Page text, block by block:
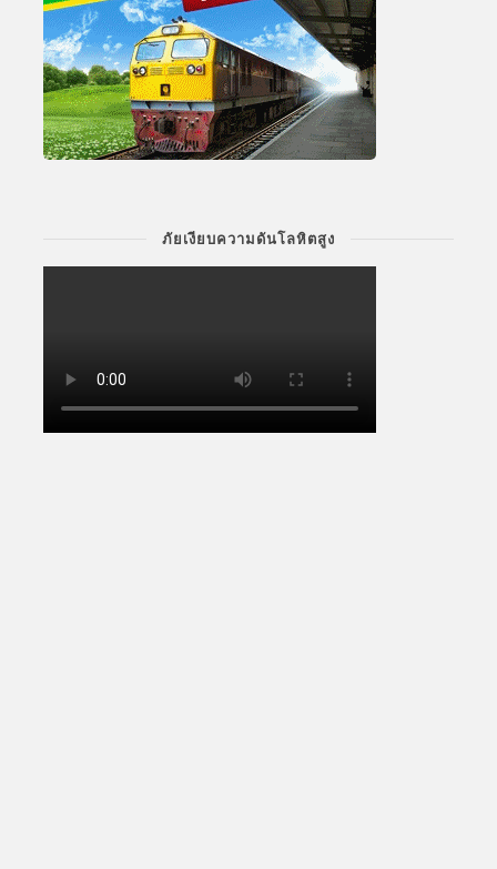
ภัยเงียบความดันโลหิตสูง